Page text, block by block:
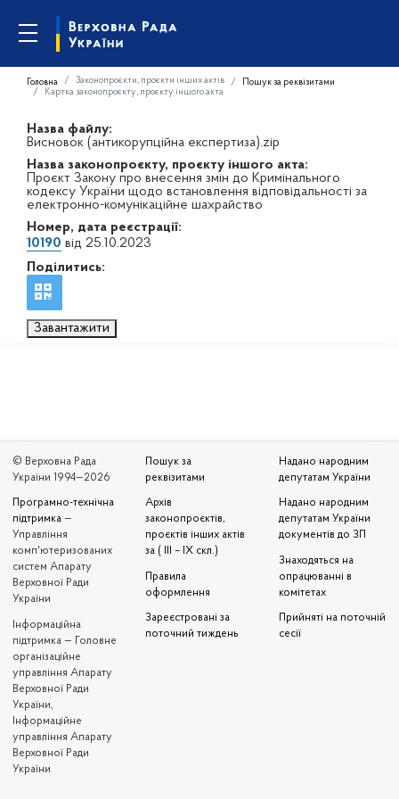
Головна Законопроєкти, проєкти інших актів
Пошук за реквізитами
Картка законопроєкту, проєкту іншого акта
Назва файлу:
Висновок (антикорупційна експертиза).zip
Назва законопроєкту, проєкту іншого акта:
Проєкт Закону про внесення змін до Кримінального
кодексу України щодо встановлення відповідальності за
електронно-комунікаційне шахрайство
Номер, дата реєстрації:
10190 від 25.10.2023
Поділитись:
Завантажити
© Верховна Рада
України 1994—2026
Програмно-технічна
підтримка —
Управління
комп'ютеризованих
систем Апарату
Верховної Ради
України
Iнформаційна
підтримка — Головне
організаційне
управління Апарату
Верховної Ради
України,
Інформаційне
управління Апарату
Верховної Ради
України
Пошук за
реквізитами
Архів
законопроєктів,
проєктів інших актів
за ( III – IX скл.)
Правила
оформлення
Зареєстровані за
поточний тиждень
Надано народним
депутатам України
Надано народним
депутатам України
документів до ЗП
Знаходяться на
опрацюванні в
комітетах
Прийняті на поточній
сесії